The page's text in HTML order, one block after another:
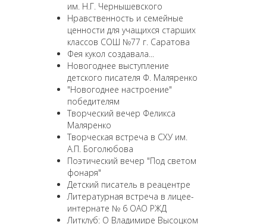
им. Н.Г. Чернышевского
Нравственность и семейные
ценности для учащихся старших
классов СОШ №77 г. Саратова
Фея кукол создавала...
Новогоднее выступление
детского писателя Ф. Маляренко
"Новогоднее настроение"
победителям
Творческий вечер Феликса
Маляренко
Творческая встреча в СХУ им.
А.П. Боголюбова
Поэтический вечер "Под светом
фонаря"
Детский писатель в реацентре
Литературная встреча в лицее-
интернате № 6 ОАО РЖД
Литклуб: О Владимире Высоцком